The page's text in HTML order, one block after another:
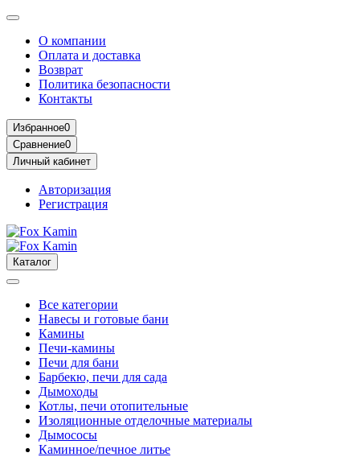
О компании
Оплата и доставка
Возврат
Политика безопасности
Контакты
Избранное0
Сравнение0
Личный кабинет
Авторизация
Регистрация
Каталог
Все категории
Навесы и готовые бани
Камины
Печи-камины
Печи для бани
Барбекю, печи для сада
Дымоходы
Котлы, печи отопительные
Изоляционные отделочные материалы
Дымососы
Каминное/печное литье